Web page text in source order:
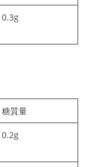
0.3g
糖質量
0.2g